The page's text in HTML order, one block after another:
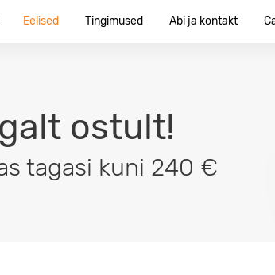
Eelised Tingimused Abi ja kontakt
ostult!
tagasi kuni 240 €